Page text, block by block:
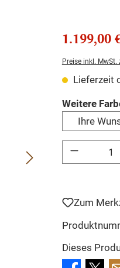
1.199,00
Preise inkl.
Lieferzeit
Weitere
Ihre
Produkt Anzahl:
Zum
Dieses